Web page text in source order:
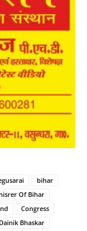
bihar
Of Bihar
Congress
Dainik Bhaskar